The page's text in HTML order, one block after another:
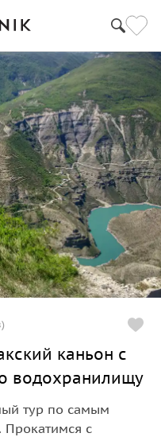
каньон с
водохранилищу
тур по самым
Прокатимся с